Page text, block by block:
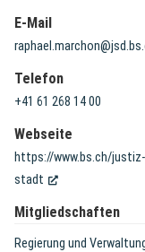
E-Mail
Telefon
+41 61 268 14 00
Webseite
https://www.bs.ch/
stadt
(External Link)
Mitgliedschaften
Regierung und